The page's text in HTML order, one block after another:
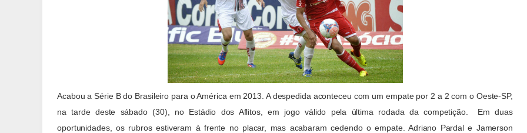
Acabou a Série B do Brasileiro para o América em 2013. A despedida aconteceu com um empate por 2 a 2 com o Oeste-SP,
na tarde deste sábado (30), no Estádio dos Aflitos, em jogo válido pela última rodada da competição. Em duas
oportunidades, os rubros estiveram à frente no placar, mas acabaram cedendo o empate. Adriano Pardal e Jamerson